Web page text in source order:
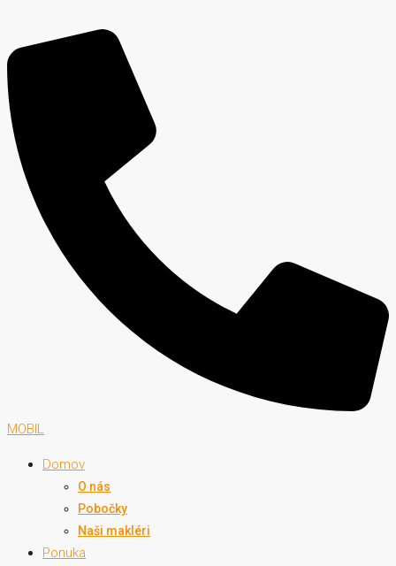
MOBIL
Domov
O nás
Pobočky
Naši makléri
Ponuka